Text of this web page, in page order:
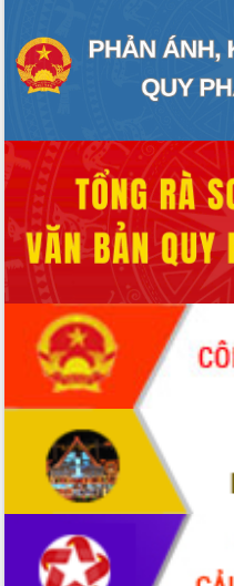
Lắk
Khơi thông điểm nghẽn, đẩy nhanh
giải ngân vốn khắc phục thiên tai
Hội thảo góp ý hồ sơ điều chỉnh quy
hoạch tỉnh Đắk Lắk thời kỳ 2021-2030,
tầm nhìn đến năm 2050
Nâng cao hiệu quả hoạt động của các
doanh nghiệp nhà nước
Hội nghị triển khai kết nối mạng
truyền số liệu chuyên dùng phục vụ cơ
quan Đảng, Nhà nước
Lễ phát động chuỗi hoạt động chung
tay làm sạch môi trường
Xã Ea Kar bước chuyển mình trong
công tác cải cách hành chính mô hình
UBND tỉnh họp báo định kỳ tháng 4
năm 2026
Hội thảo khoa học “Giải pháp thúc đẩy
phát triển nền kinh tế xanh tại tỉnh
Đắk Lắk”